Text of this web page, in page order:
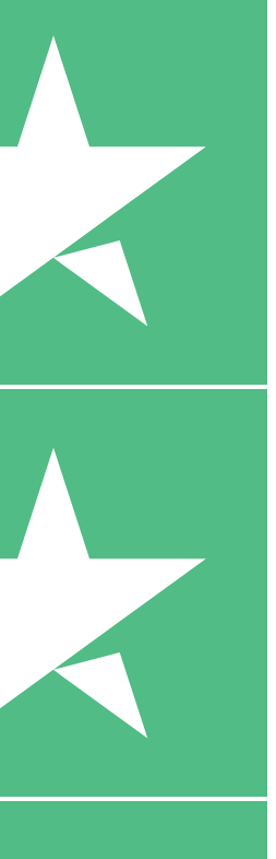
10 Downloads
20 00